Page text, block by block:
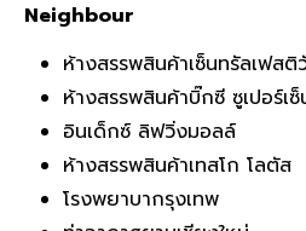
Neighbour
ห้างสรรพสินค้าเซ็นทรัลเฟสติ
ห้างสรรพสินค้าบิ๊กซี ซูเปอร์เซ็
อินเด็กซ์ ลิฟวิ่งมอลล์
ห้างสรรพสินค้าเทสโก โลตัส
โรงพยาบากรุงเทพ